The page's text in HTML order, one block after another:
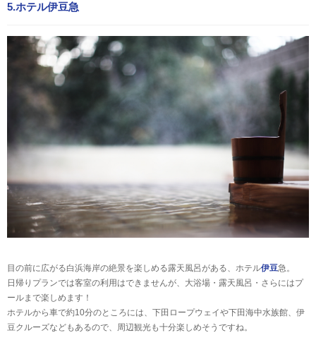
5.ホテル伊豆急
目の前に広がる白浜海岸の絶景を楽しめる露天風呂がある、ホテル伊豆急。
日帰りプランでは客室の利用はできませんが、大浴場・露天風呂・さらにはプ
ールまで楽しめます！
ホテルから車で約10分のところには、下田ロープウェイや下田海中水族館、伊
豆クルーズなどもあるので、周辺観光も十分楽しめそうですね。